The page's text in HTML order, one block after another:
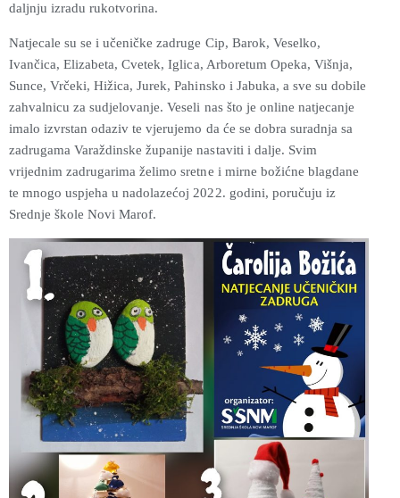
daljnju izradu rukotvorina.
Natjecale su se i učeničke zadruge Cip, Barok, Veselko,
Ivančica, Elizabeta, Cvetek, Iglica, Arboretum Opeka, Višnja,
Sunce, Vrčeki, Hižica, Jurek, Pahinsko i Jabuka, a sve su dobile
zahvalnicu za sudjelovanje. Veseli nas što je online natjecanje
imalo izvrstan odaziv te vjerujemo da će se dobra suradnja sa
zadrugama Varaždinske županije nastaviti i dalje. Svim
vrijednim zadrugarima želimo sretne i mirne božićne blagdane
te mnogo uspjeha u nadolazećoj 2022. godini, poručuju iz
Srednje škole Novi Marof.